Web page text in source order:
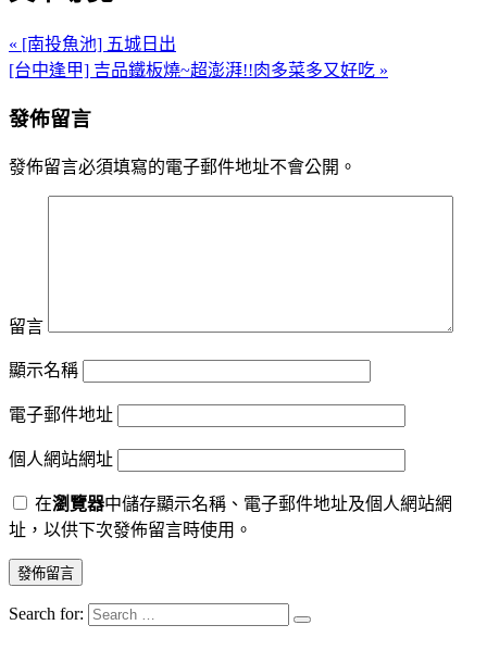
« [南投魚池] 五城日出
[台中逢甲] 吉品鐵板燒~超澎湃!!肉多菜多又好吃 »
發佈留言
發佈留言必須填寫的電子郵件地址不會公開。
留言
顯示名稱
電子郵件地址
個人網站網址
在瀏覽器中儲存顯示名稱、電子郵件地址及個人網站網
址，以供下次發佈留言時使用。
Search for: